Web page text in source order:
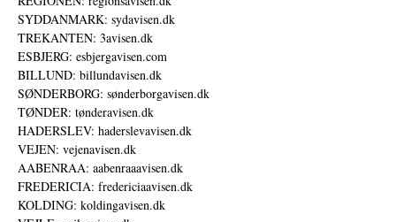
SYDDANMARK: sydavisen.dk
TREKANTEN: 3avisen.dk
ESBJERG: esbjergavisen.com
BILLUND: billundavisen.dk
SØNDERBORG: sønderborgavisen.dk
TØNDER: tønderavisen.dk
HADERSLEV: haderslevavisen.dk
VEJEN: vejenavisen.dk
AABENRAA: aabenraaavisen.dk
FREDERICIA: fredericiaavisen.dk
KOLDING: koldingavisen.dk